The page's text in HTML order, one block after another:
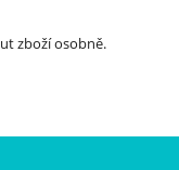
vlastnosti,
zboží osobně.